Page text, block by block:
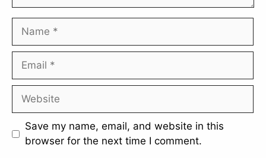
Name
Email
Website
Save my name, email, and website in this
browser for the next time I comment.